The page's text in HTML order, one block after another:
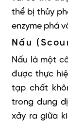
thể bị thủy
enzyme phá
Nấu
Nấu là một
được thực
tạp chất
trong dung
xảy ra giữa